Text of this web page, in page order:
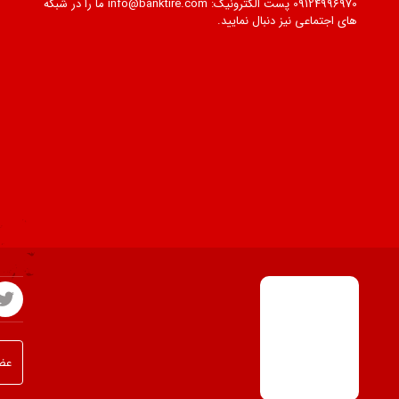
09124996970 پست الکترونیک: info@banktire.com ما را در شبکه
های اجتماعی نیز دنبال نمایید.